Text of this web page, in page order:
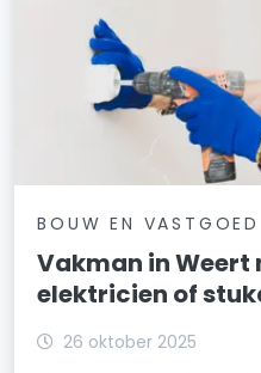
BOUW EN VASTGOED
Vakman in Weert
elektricien of
26 oktober 2025